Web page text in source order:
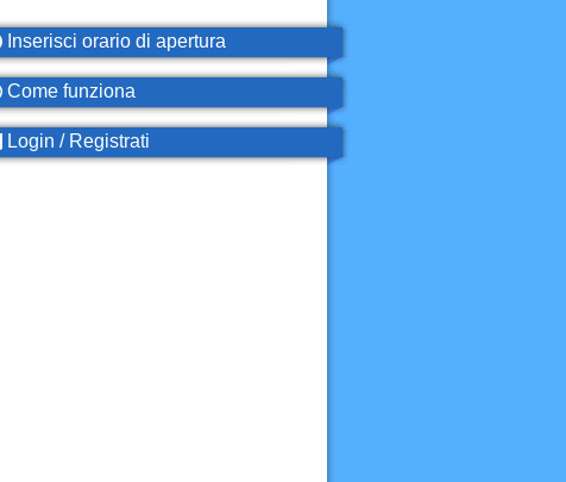
Inserisci orario di apertura
Come funziona
Login / Registrati